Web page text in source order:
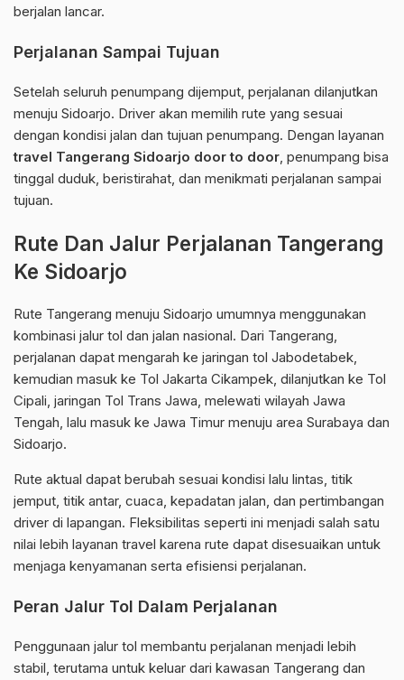
berjalan lancar.
Perjalanan Sampai Tujuan
Setelah seluruh penumpang dijemput, perjalanan dilanjutkan
menuju Sidoarjo. Driver akan memilih rute yang sesuai
dengan kondisi jalan dan tujuan penumpang. Dengan layanan
travel Tangerang Sidoarjo door to door, penumpang bisa
tinggal duduk, beristirahat, dan menikmati perjalanan sampai
tujuan.
Rute Dan Jalur Perjalanan Tangerang
Ke Sidoarjo
Rute Tangerang menuju Sidoarjo umumnya menggunakan
kombinasi jalur tol dan jalan nasional. Dari Tangerang,
perjalanan dapat mengarah ke jaringan tol Jabodetabek,
kemudian masuk ke Tol Jakarta Cikampek, dilanjutkan ke Tol
Cipali, jaringan Tol Trans Jawa, melewati wilayah Jawa
Tengah, lalu masuk ke Jawa Timur menuju area Surabaya dan
Sidoarjo.
Rute aktual dapat berubah sesuai kondisi lalu lintas, titik
jemput, titik antar, cuaca, kepadatan jalan, dan pertimbangan
driver di lapangan. Fleksibilitas seperti ini menjadi salah satu
nilai lebih layanan travel karena rute dapat disesuaikan untuk
menjaga kenyamanan serta efisiensi perjalanan.
Peran Jalur Tol Dalam Perjalanan
Penggunaan jalur tol membantu perjalanan menjadi lebih
stabil, terutama untuk keluar dari kawasan Tangerang dan